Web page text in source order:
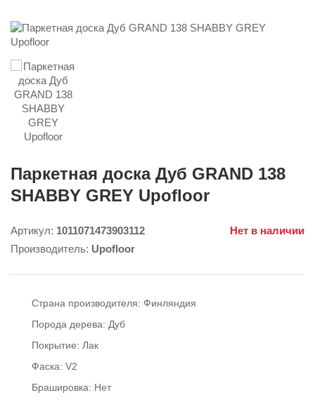
Паркетная доска Дуб GRAND 138
SHABBY GREY Upofloor
Артикул: 1011071473903112
Нет в наличии
Производитель: Upofloor
Страна производителя: Финляндия
Порода дерева: Дуб
Покрытие: Лак
Фаска: V2
Брашировка: Нет